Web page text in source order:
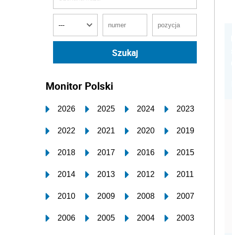
Monitor Polski
2026 2025 2024 2023
2022 2021 2020 2019
2018 2017 2016 2015
2014 2013 2012 2011
2010 2009 2008 2007
2006 2005 2004 2003